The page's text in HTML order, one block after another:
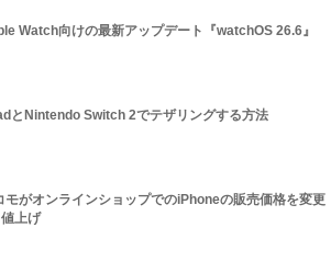
Watch向けの最新アップデート『watchOS 26.6』
とNintendo Switch 2でテザリングする方法
モがオンラインショップでのiPhoneの販売価格を変更
上げ